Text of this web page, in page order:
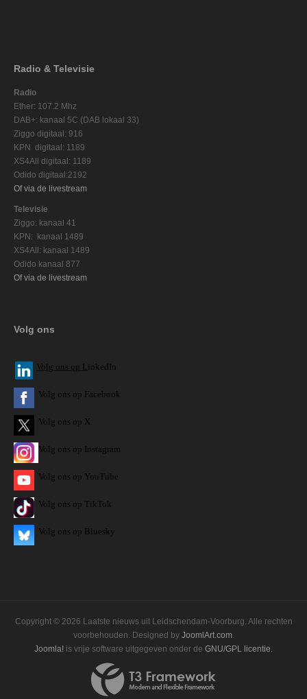
Radio & Televisie
Radio
Ether: 107.2 Mhz
DAB+: kanaal 5C (DAB lokaal 33)
Ziggo digitaal: 916
KPN digitaal: 1189
XS4All digitaal: 1189
Odido digitaal:2192
Of via de livestream
Televisie
Ziggo: kanaal 41
KPN: kanaal 1489
XS4All: kanaal 1489
Odido kanaal 877
Of via de livestream
Volg ons
Volg ons op L inkedIn
Volg ons op Facebook
Volg ons op X
Volg ons op Instagram
Volg ons op YouTube
Volg ons op TikTok
Volg ons op Bluesky
Copyright © 2026 Laatste nieuws uit Leidschendam-Voorburg. Alle rechten
voorbehouden. Designed by JoomlArt.com.
Joomla! is vrije software uitgegeven onder de GNU/GPL licentie.